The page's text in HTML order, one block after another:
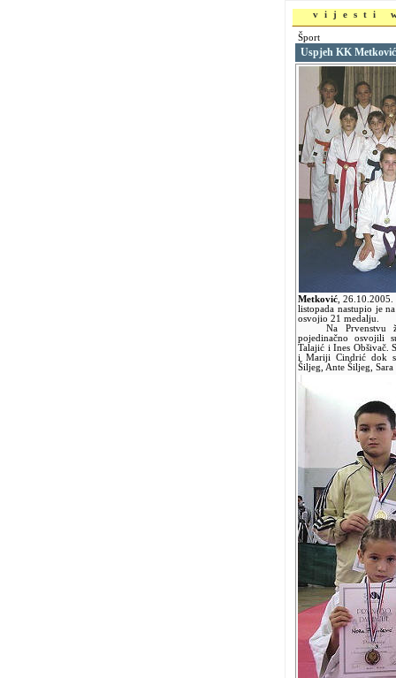
vijesti
Šport
Uspjeh KK Metković
Metković ,26.10.2005.
listopada nastupio je
osvojio 21 medalju.
Na Prvenstvu
pojedinačno osvojili
Talajić i Ines Obšivač.
i Mariji Cindrić dok
Šiljeg, Ante Šiljeg,